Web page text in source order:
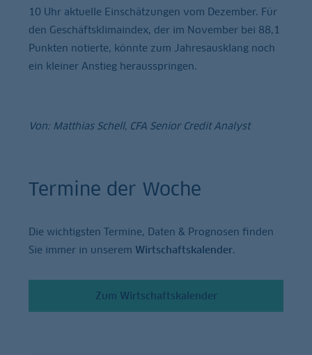
10 Uhr aktuelle Einschätzungen vom Dezember. Für
den Geschäftsklimaindex, der im November bei 88,1
Punkten notierte, könnte zum Jahresausklang noch
ein kleiner Anstieg herausspringen.
Von: Matthias Schell, CFA Senior Credit Analyst
Termine der Woche
Die wichtigsten Termine, Daten & Prognosen finden
Sie immer in unserem Wirtschaftskalender.
Zum Wirtschaftskalender